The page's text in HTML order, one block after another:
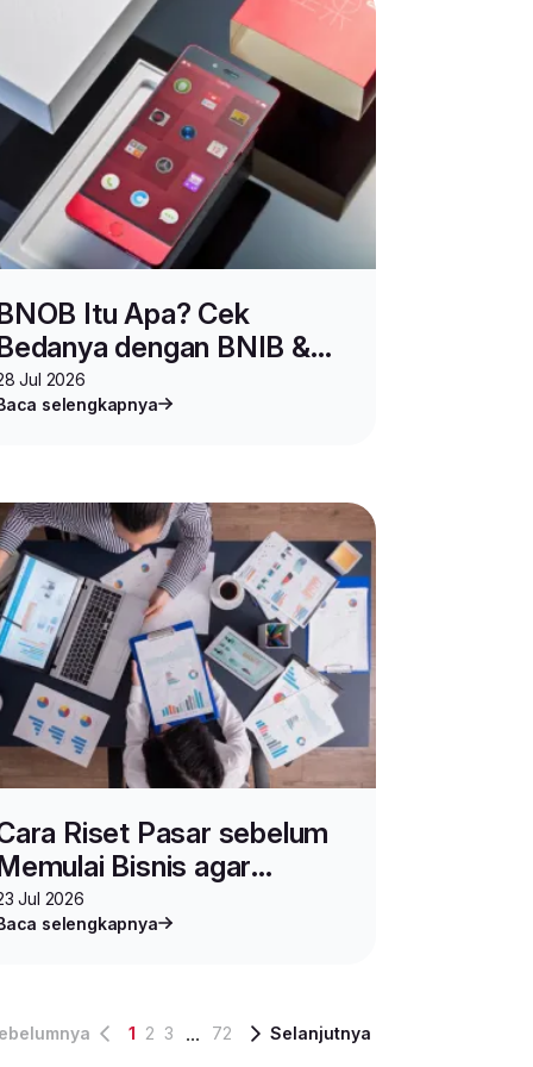
Itu Apa? Cek
dengan BNIB &
sebelum
Jul 2026
selengkapnya
Riset Pasar sebelum
Bisnis agar
Cepat Dilirik
Jul 2026
selengkapnya
1 2 3 ... 72 Selanjutnya